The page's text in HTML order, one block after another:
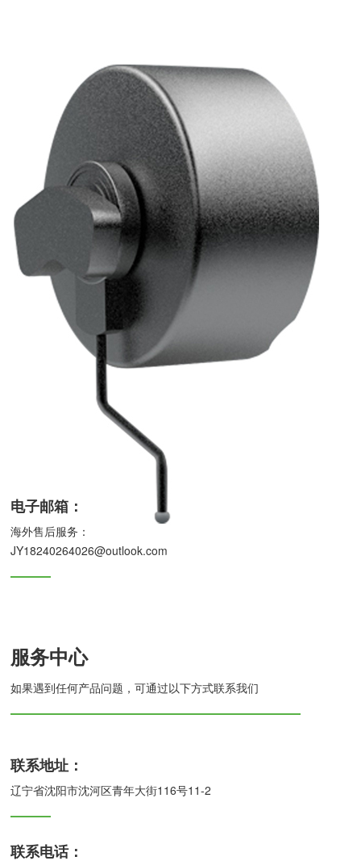
电子邮箱：
海外售后服务：
JY18240264026@outlook.com
服务中心
如果遇到任何产品问题，可通过以下方式联系我们
联系地址：
辽宁省沈阳市沈河区青年大街116号11-2
联系电话：